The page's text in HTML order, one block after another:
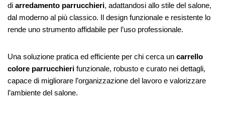
di arredamento parrucchieri, adattandosi allo stile del salone,
dal moderno al più classico. Il design funzionale e resistente lo
rende uno strumento affidabile per l’uso professionale.
Una soluzione pratica ed efficiente per chi cerca un carrello
colore parrucchieri funzionale, robusto e curato nei dettagli,
capace di migliorare l’organizzazione del lavoro e valorizzare
l’ambiente del salone.